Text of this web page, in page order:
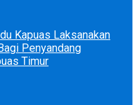
Kapuas Laksanakan
Penyandang
Timur